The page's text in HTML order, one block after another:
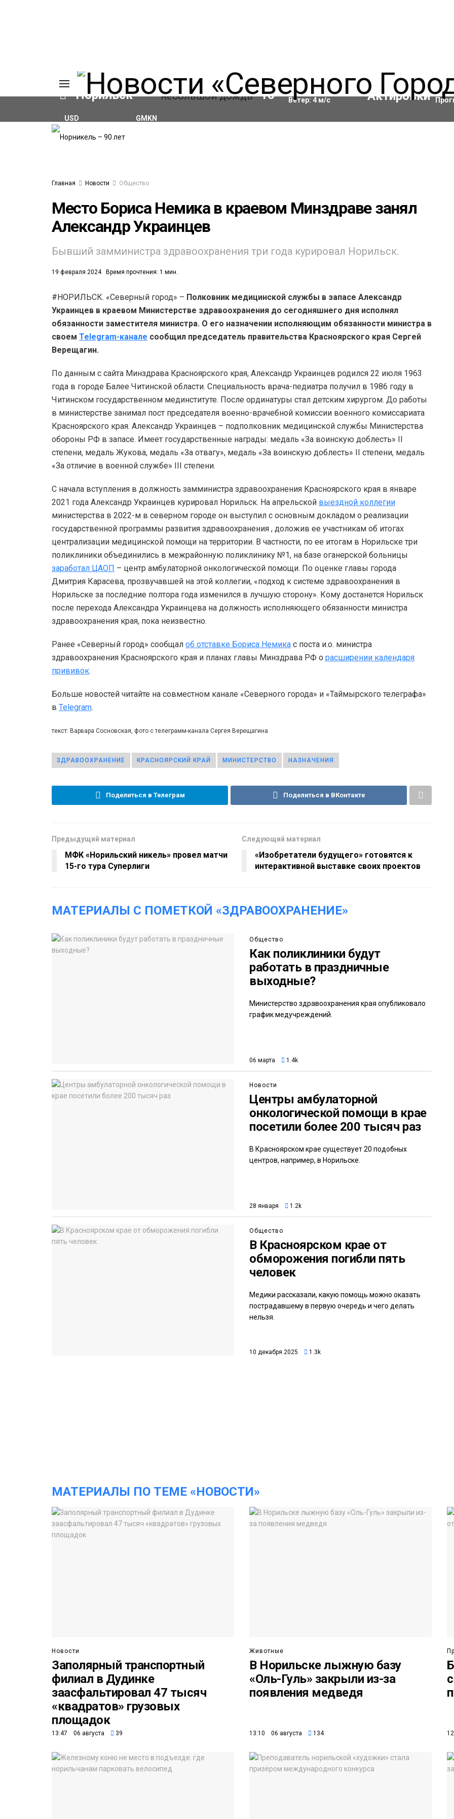
Норильск 16°C Влажность:90%
Ветер: 4м/с
USD
GMKN
Главная Новости Общество
Место Бориса Немика в краевом Минздраве занял
Александр Украинцев
Бывший замминистра здравоохранения три года курировал Норильск.
19 февраля 2024 Время прочтения: 1 мин.
#НОРИЛЬСК. «Северный город» – Полковник медицинской службы в запасе Александр
Украинцев в краевом Министерстве здравоохранения до сегодняшнего дня исполнял
обязанности заместителя министра. О его назначении исполняющим обязанности министра в
своем Telegram-канале сообщил председатель правительства Красноярского края Сергей
Верещагин.
По данным с сайта Минздрава Красноярского края, Александр Украинцев родился 22 июля 1963
года в городе Балее Читинской области. Специальность врача-педиатра получил в 1986 году в
Читинском государственном мединституте. После ординатуры стал детским хирургом. До работы
в министерстве занимал пост председателя военно-врачебной комиссии военного комиссариата
Красноярского края. Александр Украинцев – подполковник медицинской службы Министерства
обороны РФ в запасе. Имеет государственные награды: медаль «За воинскую доблесть» II
степени, медаль Жукова, медаль «За отвагу», медаль «За воинскую доблесть» II степени, медаль
«За отличие в военной службе» III степени.
С начала вступления в должность замминистра здравоохранения Красноярского края в январе
2021 года Александр Украинцев курировал Норильск. На апрельской выездной коллегии
министерства в 2022-м в северном городе он выступил с основным докладом о реализации
государственной программы развития здравоохранения , доложив ее участникам об итогах
централизации медицинской помощи на территории. В частности, по ее итогам в Норильске три
поликлиники объединились в межрайонную поликлинику №1, на базе оганерской больницы
заработал ЦАОП – центр амбулаторной онкологической помощи. По оценке главы города
Дмитрия Карасева, прозвучавшей на этой коллегии, «подход к системе здравоохранения в
Норильске за последние полтора года изменился в лучшую сторону». Кому достанется Норильск
после перехода Александра Украинцева на должность исполняющего обязанности министра
здравоохранения края, пока неизвестно.
Ранее «Северный город» сообщал об отставке Бориса Немика с поста и.о. министра
здравоохранения Красноярского края и планах главы Минздрава РФ о расширении календаря
прививок.
Больше новостей читайте на совместном канале «Северного города» и «Таймырского телеграфа»
в Telegram.
текст: Варвара Сосновская, фото с телеграмм-канала Сергея Верещагина
ЗДРАВООХРАНЕНИЕ КРАСНОЯРСКИЙ КРАЙ МИНИСТЕРСТВО НАЗНАЧЕНИЯ
Поделиться в Телеграм Поделиться в ВКонтакте
Предыдущий материал
МФК «Норильский никель» провел матчи
15-го тура Суперлиги
Следующий материал
«Изобретатели будущего» готовятся к
интерактивной выставке своих проектов
МАТЕРИАЛЫ С ПОМЕТКОЙ «ЗДРАВООХРАНЕНИЕ»
Общество
Как поликлиники будут
работать в праздничные
выходные?
Министерство здравоохранения края опубликовало
график медучреждений.
06 марта 1.4k
Новости
Центры амбулаторной
онкологической помощи в крае
посетили более 200 тысяч раз
В Красноярском крае существует 20 подобных
центров, например, в Норильске.
28 января 1.2k
Общество
В Красноярском крае от
обморожения погибли пять
человек
Медики рассказали, какую помощь можно оказать
пострадавшему в первую очередь и чего делать
нельзя.
10 декабря 2025 1.3k
МАТЕРИАЛЫ ПО ТЕМЕ «НОВОСТИ»
Новости
Заполярный транспортный
филиал в Дудинке
заасфальтировал 47 тысяч
«квадратов» грузовых
площадок
13:47 06 августа 39
Животные
В Норильске лыжную базу
«Оль-Гуль» закрыли из-за
появления медведя
13:10 06 августа 134